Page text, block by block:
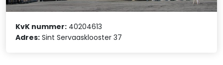
KvK nummer: 40204613
Adres: Sint Servaasklooster 37